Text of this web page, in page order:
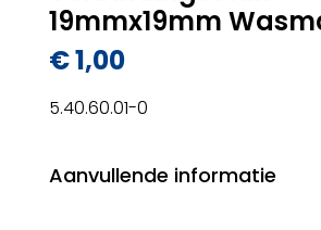
19mmx19mm
€1,00
5.40.60.01-0
Aanvullende informatie